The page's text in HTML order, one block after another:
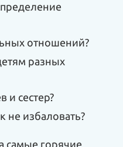
отношений?
разных
и сестер?
не избаловать?
самые горячие